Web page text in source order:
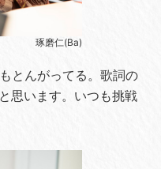
琢磨仁(Ba)
とんがってる。歌詞の
思います。いつも挑戦